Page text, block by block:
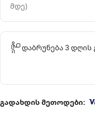
მდე)
დაბრუნება 3 დღის
გადახდის მეთოდები: